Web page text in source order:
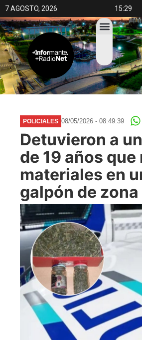
7 AGOSTO, 2026 15:29
POLICIALES 08/05/2026 - 08:49:39
Detuvieron a
de 19 años que
materiales en
galpón de